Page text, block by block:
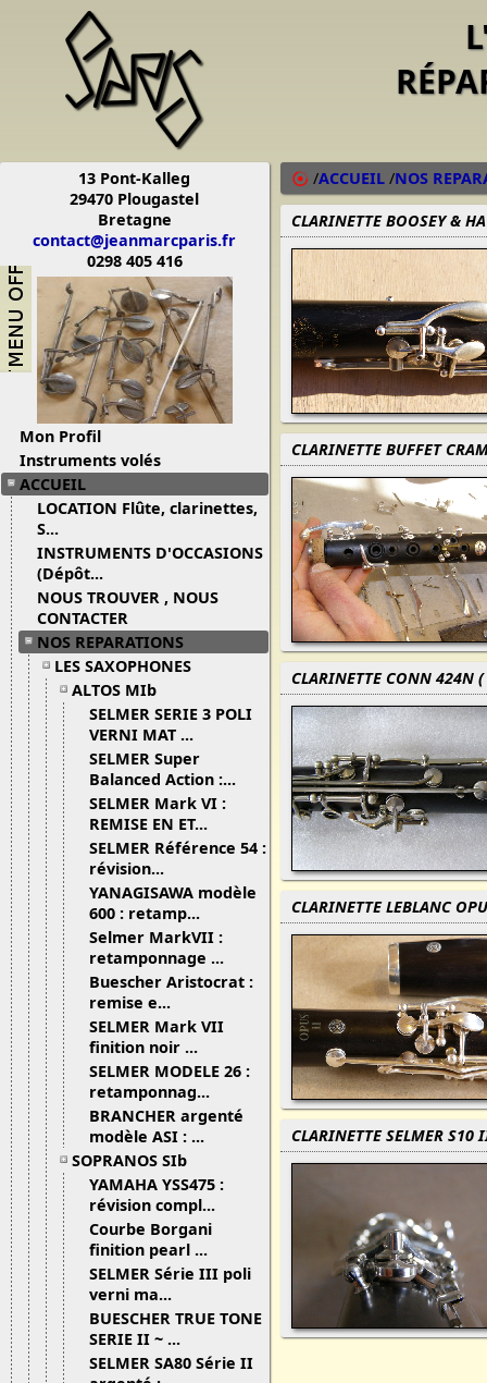
13 Pont-Kalleg
29470 Plougastel
Bretagne
contact@jeanmarcparis.fr
0298 405 416
Mon Profil
Instruments volés
ACCUEIL
LOCATION Flûte, clarinettes,
S...
INSTRUMENTS D'OCCASIONS
(Dépôt...
NOUS TROUVER , NOUS
CONTACTER
NOS REPARATIONS
LES SAXOPHONES
ALTOS MIb
SELMER SERIE 3 POLI
VERNI MAT ...
SELMER Super
Balanced Action :...
SELMER Mark VI :
REMISE EN ET...
SELMER Référence 54 :
révision...
YANAGISAWA modèle
600 : retamp...
Selmer MarkVII :
retamponnage ...
Buescher Aristocrat :
remise e...
SELMER Mark VII
finition noir ...
SELMER MODELE 26 :
retamponnag...
BRANCHER argenté
modèle ASI : ...
SOPRANOS SIb
YAMAHA YSS475 :
révision compl...
Courbe Borgani
finition pearl ...
SELMER Série III poli
verni ma...
BUESCHER TRUE TONE
SERIE II ~ ...
SELMER SA80 Série II
/ACCUEIL /NOS
CLARINETTE BOOSEY &
CLARINETTE BUFFET
CLARINETTE CONN 424N
CLARINETTE LEBLANC
CLARINETTE SELMER